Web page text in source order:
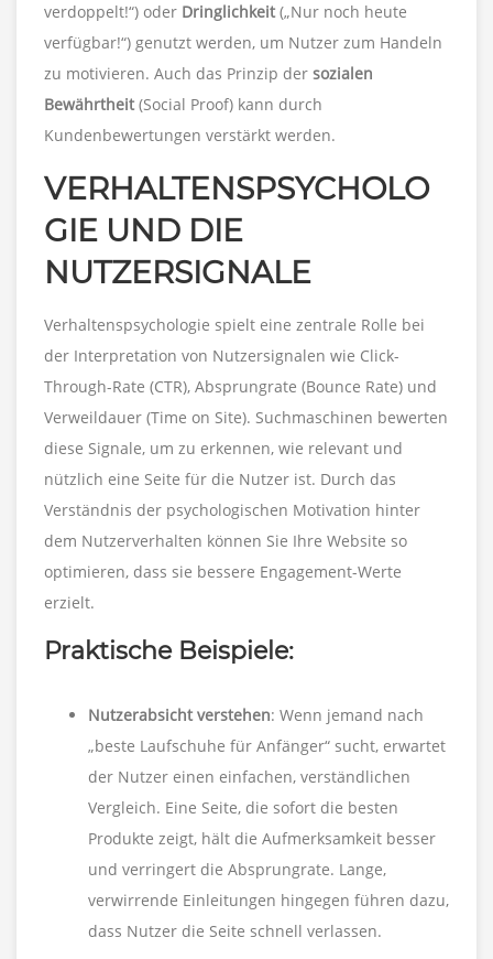
verdoppelt!“) oder Dringlichkeit („Nur noch heute
verfügbar!“) genutzt werden, um Nutzer zum Handeln
zu motivieren. Auch das Prinzip der sozialen
Bewährtheit (Social Proof) kann durch
Kundenbewertungen verstärkt werden.
VERHALTENSPSYCHOLO
GIE UND DIE
NUTZERSIGNALE
Verhaltenspsychologie spielt eine zentrale Rolle bei
der Interpretation von Nutzersignalen wie Click-
Through-Rate (CTR), Absprungrate (Bounce Rate) und
Verweildauer (Time on Site). Suchmaschinen bewerten
diese Signale, um zu erkennen, wie relevant und
nützlich eine Seite für die Nutzer ist. Durch das
Verständnis der psychologischen Motivation hinter
dem Nutzerverhalten können Sie Ihre Website so
optimieren, dass sie bessere Engagement-Werte
erzielt.
Praktische Beispiele:
Nutzerabsicht verstehen: Wenn jemand nach
„beste Laufschuhe für Anfänger“ sucht, erwartet
der Nutzer einen einfachen, verständlichen
Vergleich. Eine Seite, die sofort die besten
Produkte zeigt, hält die Aufmerksamkeit besser
und verringert die Absprungrate. Lange,
verwirrende Einleitungen hingegen führen dazu,
dass Nutzer die Seite schnell verlassen.